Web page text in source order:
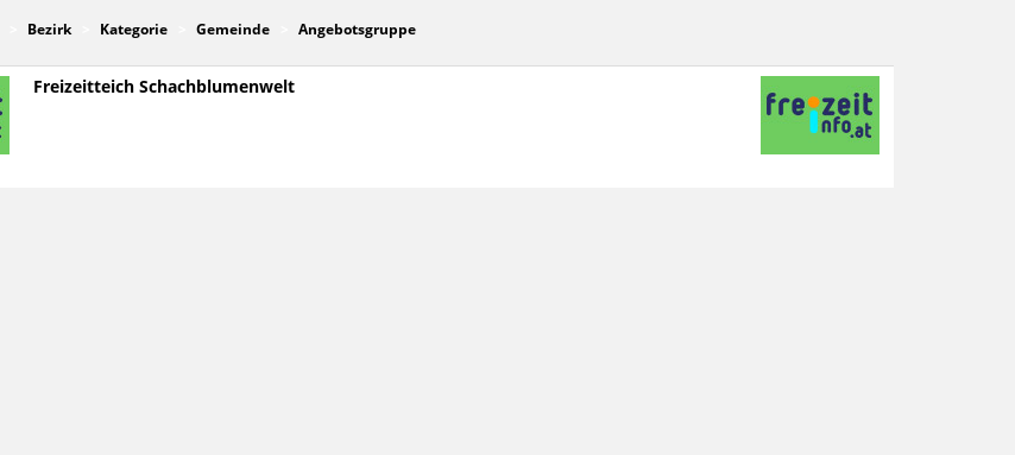
Bezirk Kategorie Gemeinde Angebotsgruppe
Freizeitteich Schachblumenwelt